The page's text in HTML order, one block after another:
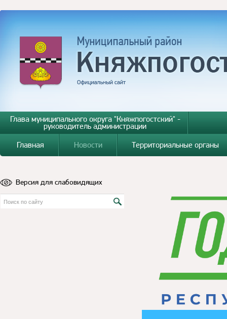
Глава муниципального округа "Княжпогостский" -
руководитель администрации
Главная
Новости Территориальные органы
Версия для слабовидящих